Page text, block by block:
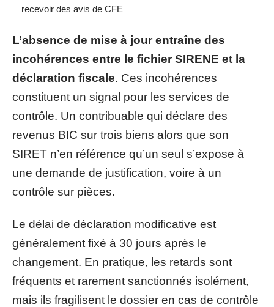
recevoir des avis de CFE
L’absence de mise à jour entraîne des
incohérences entre le fichier SIRENE et la
déclaration fiscale. Ces incohérences
constituent un signal pour les services de
contrôle. Un contribuable qui déclare des
revenus BIC sur trois biens alors que son
SIRET n’en référence qu’un seul s’expose à
une demande de justification, voire à un
contrôle sur pièces.
Le délai de déclaration modificative est
généralement fixé à 30 jours après le
changement. En pratique, les retards sont
fréquents et rarement sanctionnés isolément,
mais ils fragilisent le dossier en cas de contrôle